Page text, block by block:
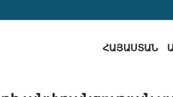
ՀԱՅԱՍՏԱՆ